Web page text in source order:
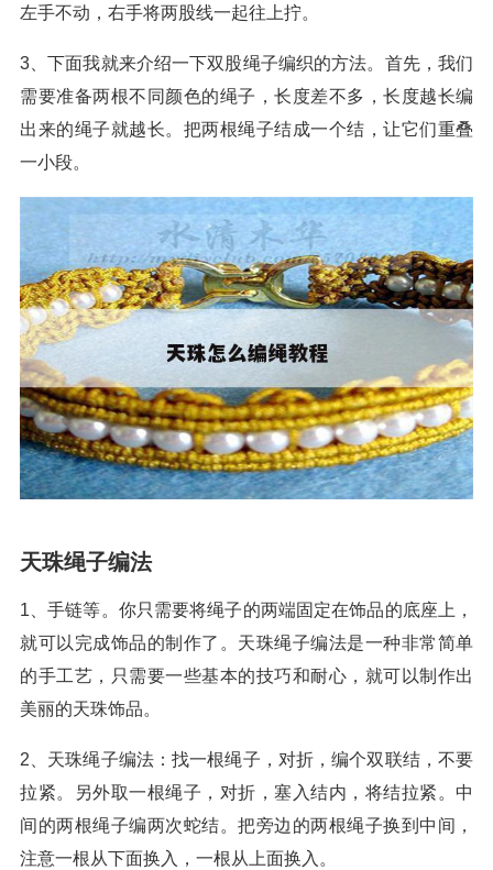
左手不动，右手将两股线一起往上拧。
3、下面我就来介绍一下双股绳子编织的方法。首先，我们
需要准备两根不同颜色的绳子，长度差不多，长度越长编
出来的绳子就越长。把两根绳子结成一个结，让它们重叠
一小段。
天珠绳子编法
1、手链等。你只需要将绳子的两端固定在饰品的底座上，
就可以完成饰品的制作了。天珠绳子编法是一种非常简单
的手工艺，只需要一些基本的技巧和耐心，就可以制作出
美丽的天珠饰品。
2、天珠绳子编法：找一根绳子，对折，编个双联结，不要
拉紧。另外取一根绳子，对折，塞入结内，将结拉紧。中
间的两根绳子编两次蛇结。把旁边的两根绳子换到中间，
注意一根从下面换入，一根从上面换入。